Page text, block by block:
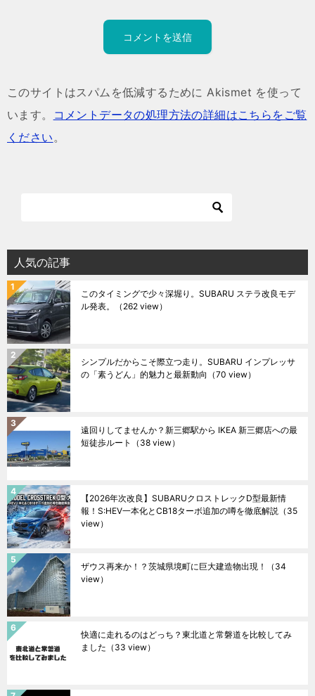
このサイトはスパムを低減するために Akismet を使って
います。
コメントデータの処理方法の詳細はこちらをご覧
ください。
人気の記事
このタイミングで少々深堀り。SUBARU ステラ改良モデ
ル発表。
（262 view）
シンプルだからこそ際立つ走り。SUBARU インプレッサ
の「素うどん」的魅力と最新動向 （70 view）
遠回りしてませんか？新三郷駅から IKEA 新三郷店への最
短徒歩ルート
（38 view）
【2026年次改良】SUBARUクロストレックD型最新情
報！S:HEV一本化とCB18ターボ追加の噂を徹底解説 （35
view）
ザウス再来か！？茨城県境町に巨大建造物出現！
（34
view）
快適に走れるのはどっち？東北道と常磐道を比較してみ
ました （33 view）